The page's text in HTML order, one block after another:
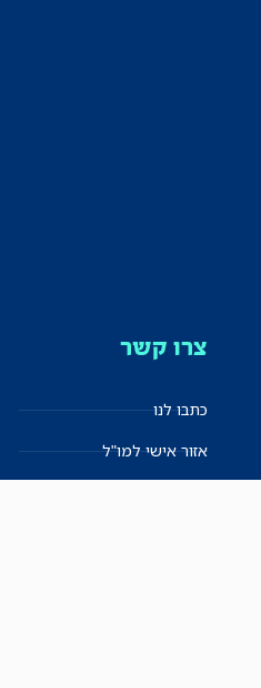
צרו קשר
כתבו לנו
אזור אישי למו"ל